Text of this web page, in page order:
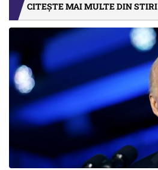
CITEȘTE MAI MULTE DIN STIRI